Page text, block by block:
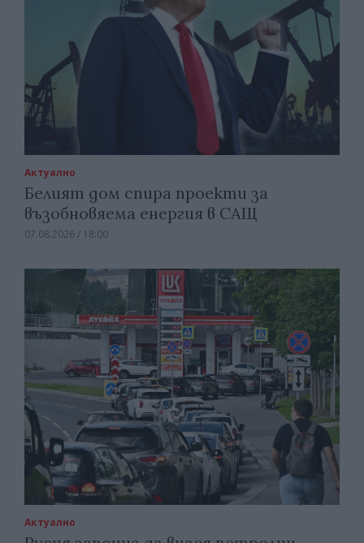
Актуално
Белият дом спира проекти за
възобновяема енергия в САЩ
07.08.2026 / 18:00
Актуално